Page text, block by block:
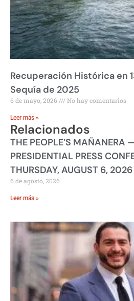
Recuperación Histórica en
Sequía de 2025
6 de mayo, 2026 No hay comentarios
Leer más »
Relacionados
THE PEOPLE’S MAÑANERA
PRESIDENTIAL PRESS
THURSDAY, AUGUST 6, 2026
6 de agosto, 2026
Leer más »